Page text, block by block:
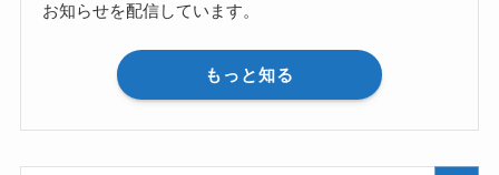
お知らせを配信しています。
もっと知る